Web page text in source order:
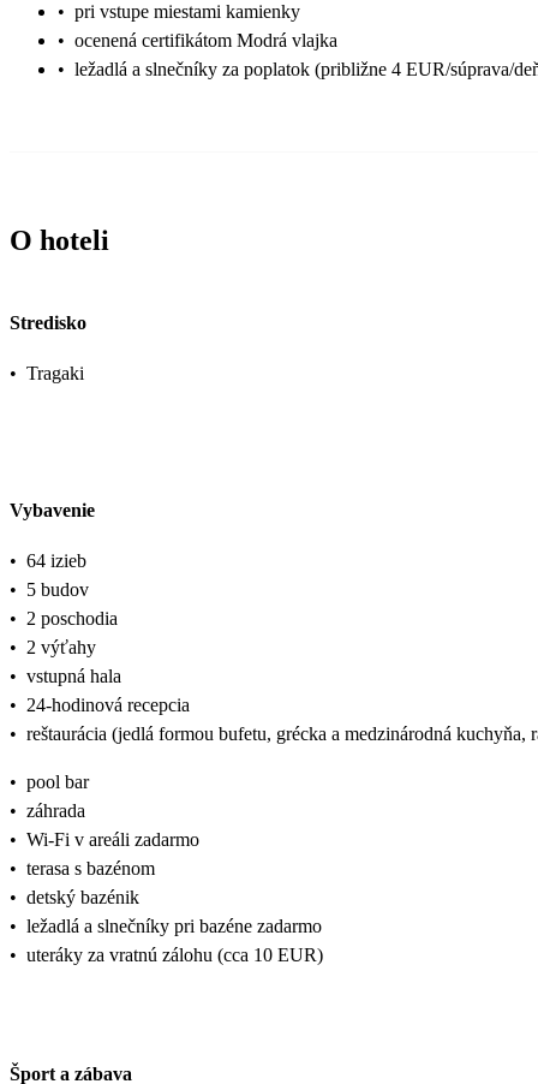
• pri vstupe miestami kamienky
• ocenená certifikátom Modrá vlajka
• ležadlá a slnečníky za poplatok (približne 4 EUR/súprava/
O hoteli
Stredisko
• Tragaki
Vybavenie
• 64 izieb
• 5 budov
• 2 poschodia
• 2 výťahy
• vstupná hala
• 24-hodinová recepcia
• reštaurácia (jedlá formou bufetu, grécka a medzinárodná
• pool bar
• záhrada
• Wi-Fi v areáli zadarmo
• terasa s bazénom
• detský bazénik
• ležadlá a slnečníky pri bazéne zadarmo
• uteráky za vratnú zálohu (cca 10 EUR)
Šport a zábava